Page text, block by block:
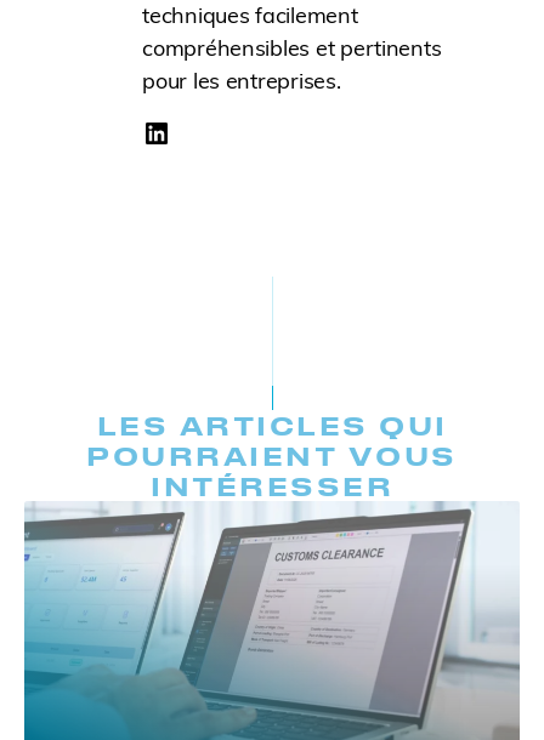
techniques facilement
compréhensibles et pertinents
pour les entreprises.
LES ARTICLES QUI
POURRAIENT VOUS
INTÉRESSER